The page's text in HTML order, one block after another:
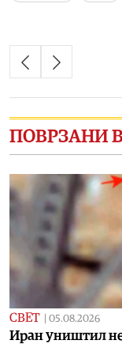
ПОВРЗАНИ
СВЕТ 05.08.2026
Иран уништил